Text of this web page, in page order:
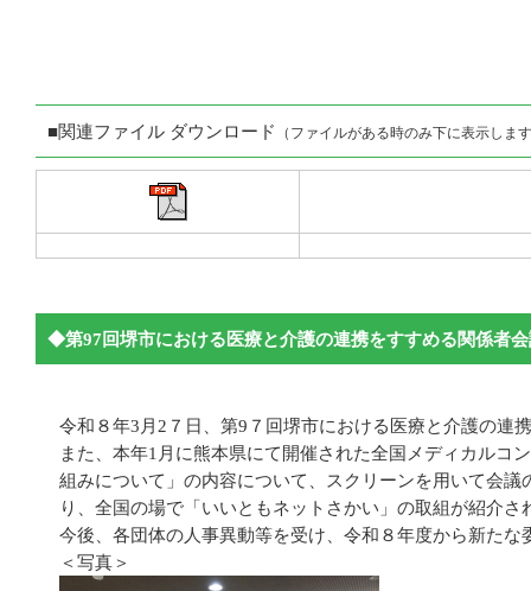
■関連ファイル ダウンロード （ファイルがある時のみ下に表示しま
◆第97回堺市における医療と介護の連携をすすめる関係者
令和８年3月2７日、第9７回堺市における医療と介護の連
また、本年1月に熊本県にて開催された全国メディカルコ
組みについて」の内容について、スクリーンを用いて会
り、全国の場で「いいともネットさかい」の取組が紹介さ
今後、各団体の人事異動等を受け、令和８年度から新た
＜写真＞